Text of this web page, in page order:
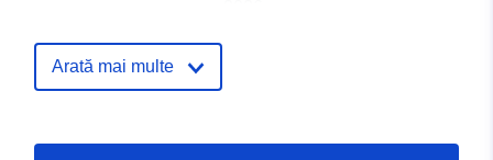
50.947452 ], [ 8.512908,
Arată mai multe